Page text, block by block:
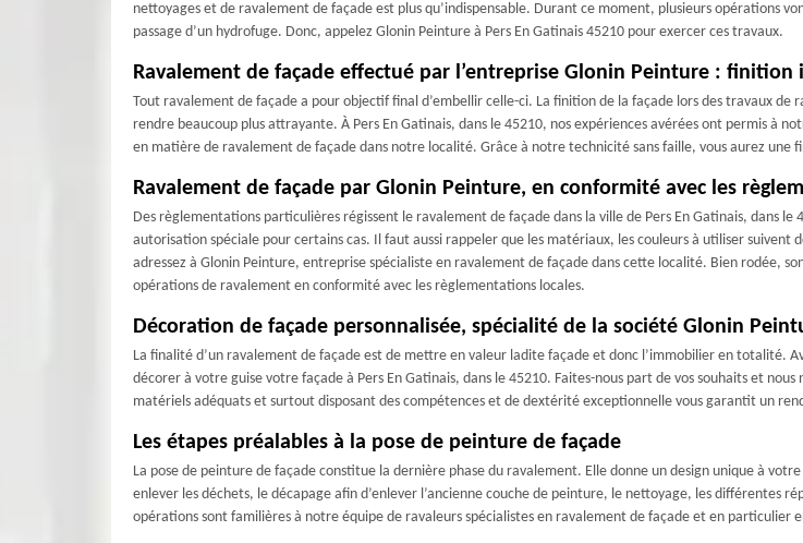
nettoyages et de ravalement de façade est plus qu’indispensable. Durant ce moment, plusieurs opérations
passage d’un hydrofuge. Donc, appelez Glonin Peinture à Pers En Gatinais 45210 pour exercer ces travaux.
Ravalement de façade effectué par l’entreprise Glonin Peinture : finition
Tout ravalement de façade a pour objectif final d’embellir celle-ci. La finition de la façade lors des travaux
rendre beaucoup plus attrayante. À Pers En Gatinais, dans le 45210, nos expériences avérées ont permis à
en matière de ravalement de façade dans notre localité. Grâce à notre technicité sans faille, vous aurez une
Ravalement de façade par Glonin Peinture, en conformité avec les
Des règlementations particulières régissent le ravalement de façade dans la ville de Pers En Gatinais, dans
autorisation spéciale pour certains cas. Il faut aussi rappeler que les matériaux, les couleurs à utiliser suivent
adressez à Glonin Peinture, entreprise spécialiste en ravalement de façade dans cette localité. Bien rodée,
opérations de ravalement en conformité avec les règlementations locales.
Décoration de façade personnalisée, spécialité de la société Glonin
La finalité d’un ravalement de façade est de mettre en valeur ladite façade et donc l’immobilier en totalité.
décorer à votre guise votre façade à Pers En Gatinais, dans le 45210. Faites-nous part de vos souhaits et
matériels adéquats et surtout disposant des compétences et de dextérité exceptionnelle vous garantit un
Les étapes préalables à la pose de peinture de façade
La pose de peinture de façade constitue la dernière phase du ravalement. Elle donne un design unique à
enlever les déchets, le décapage afin d’enlever l’ancienne couche de peinture, le nettoyage, les différentes
opérations sont familières à notre équipe de ravaleurs spécialistes en ravalement de façade et en particulier